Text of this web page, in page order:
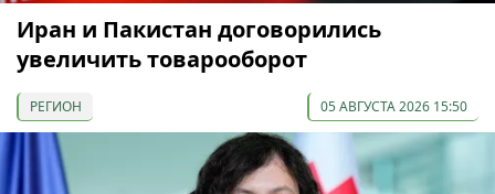
Иран и Пакистан договорились
увеличить товарооборот
РЕГИОН 05 АВГУСТА 2026 15:50